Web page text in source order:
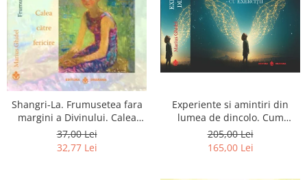
Shangri-La. Frumusetea fara
margini a Divinului. Calea
catre fericire
37,00 Lei
32,77 Lei
Experiente si amintiri din
lumea de dincolo. Cum
obtinem puteri
extrasenzoriale - cu exercitii
205,00 Lei
165,00 Lei